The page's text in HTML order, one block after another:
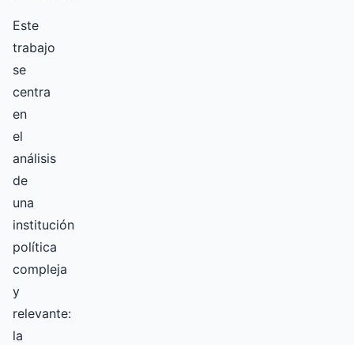
Este
trabajo
se
centra
en
el
análisis
de
una
institución
política
compleja
y
relevante:
la